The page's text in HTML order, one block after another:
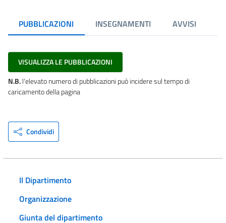
PUBBLICAZIONI INSEGNAMENTI AVVISI
VISUALIZZA LE PUBBLICAZIONI
N.B.l'elevato numero di pubblicazioni può incidere sul tempo di
caricamento della pagina
Condividi
Il Dipartimento
Organizzazione
Giunta del dipartimento